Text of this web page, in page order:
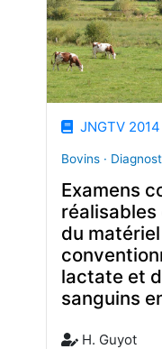
JNGTV 2014
Bovins ·
Examens
du
lactate et
sanguins
H. Guyot